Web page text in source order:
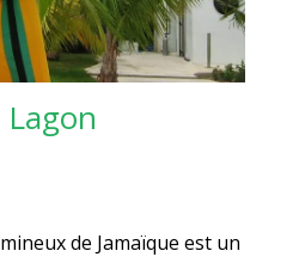
de Jamaïque est un